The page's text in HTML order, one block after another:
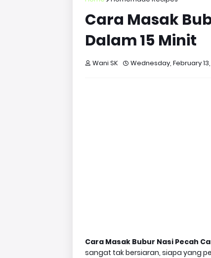
Cara Masak
Dalam 15 Minit
Wani SK Wednesday, February 13,
Cara Masak Bubur Nasi Pecah
sangat tak bersiaran, siapa yang